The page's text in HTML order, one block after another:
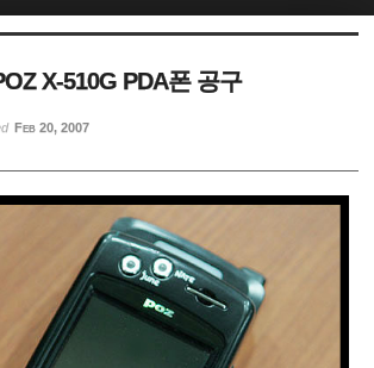
X-510G PDA폰 공구
Feb 20, 2007스케치북5
스케치북5
스케치북5
스케치북5